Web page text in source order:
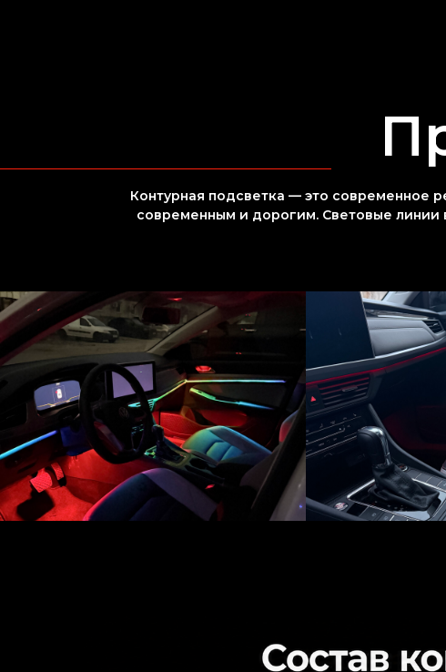
Контурная подсветка — это современное
современным и дорогим. Световые линии